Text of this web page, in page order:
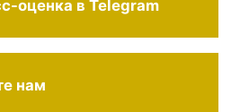
оценка в Telegram
нам